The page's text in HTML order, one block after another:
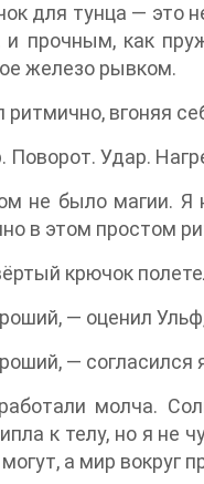
для тунца — это
и прочным, как
железо рывком.
ритмично, вгоняя
Поворот. Удар.
не было магии. Я
в этом простом
крючок
— оценил
— согласился
молча.
к телу, но я не
а мир вокруг